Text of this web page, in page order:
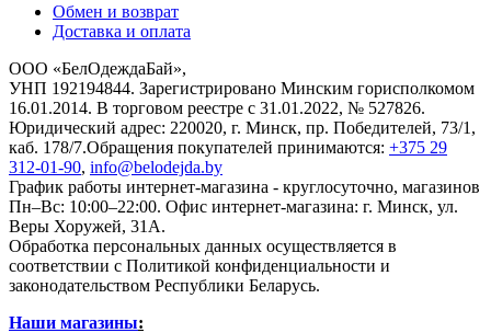
Обмен и возврат
Доставка и оплата
ООО «БелОдеждаБай»,
УНП 192194844. Зарегистрировано Минским горисполкомом
16.01.2014. В торговом реестре с 31.01.2022, № 527826.
Юридический адрес: 220020, г. Минск, пр. Победителей, 73/1,
каб. 178/7.Обращения покупателей принимаются: +375 29
312-01-90, info@belodejda.by
График работы интернет-магазина - круглосуточно, магазинов
Пн–Вс: 10:00–22:00. Офис интернет-магазина: г. Минск, ул.
Веры Хоружей, 31А.
Обработка персональных данных осуществляется в
соответствии с Политикой конфиденциальности и
законодательством Республики Беларусь.
Наши магазины: